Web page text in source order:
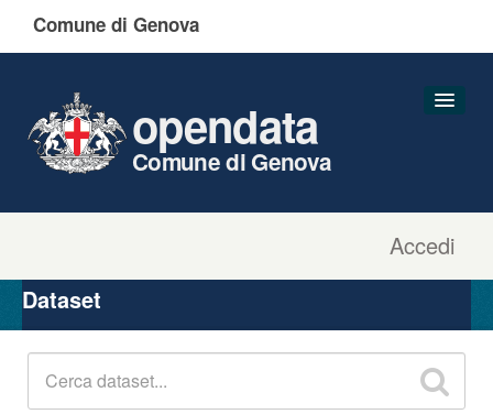
Comune di Genova
Accedi
opendata
Comune di Genova
Organizzazioni
Gruppi
Dataset